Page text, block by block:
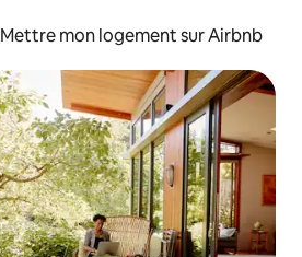
Mettre mon logement sur Airbnb